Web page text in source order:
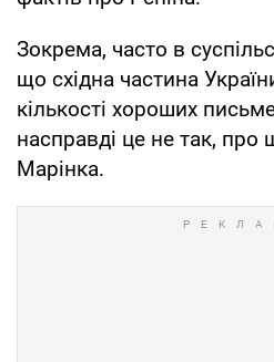
Зокрема, часто в
що східна частина
кількості хороших
насправді це не так, про
Марінка.